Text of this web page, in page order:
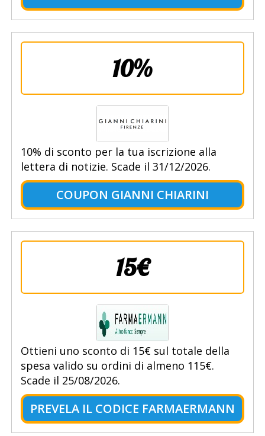
10%
10% di sconto per la tua iscrizione alla
lettera di notizie. Scade il 31/12/2026.
COUPON GIANNI CHIARINI
15€
Ottieni uno sconto di 15€ sul totale della
spesa valido su ordini di almeno 115€.
Scade il 25/08/2026.
PREVELA IL CODICE FARMAERMANN